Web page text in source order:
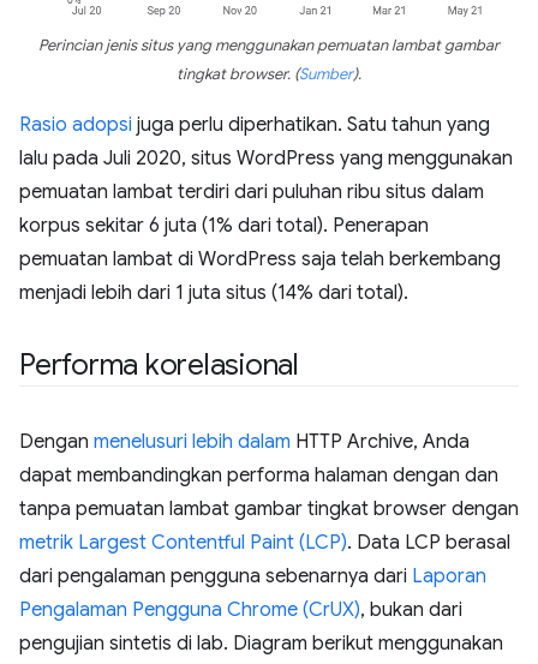
Perincian jenis situs yang menggunakan pemuatan lambat gambar
tingkat browser. (Sumber).
Rasio adopsi juga perlu diperhatikan. Satu tahun yang
lalu pada Juli 2020, situs WordPress yang menggunakan
pemuatan lambat terdiri dari puluhan ribu situs dalam
korpus sekitar 6 juta (1% dari total). Penerapan
pemuatan lambat di WordPress saja telah berkembang
menjadi lebih dari 1 juta situs (14% dari total).
Performa korelasional
Dengan menelusuri lebih dalam HTTP Archive, Anda
dapat membandingkan performa halaman dengan dan
tanpa pemuatan lambat gambar tingkat browser dengan
metrik Largest Contentful Paint (LCP). Data LCP berasal
dari pengalaman pengguna sebenarnya dari Laporan
Pengalaman Pengguna Chrome (CrUX), bukan dari
pengujian sintetis di lab. Diagram berikut menggunakan